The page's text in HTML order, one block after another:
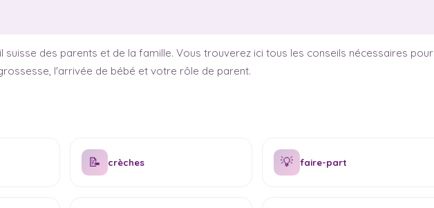
suisse des parents et de la famille. Vous trouverez ici tous les conseils nécessaires pour
l'arrivée de bébé et votre rôle de parent.
📝 crèches 💡 faire-part